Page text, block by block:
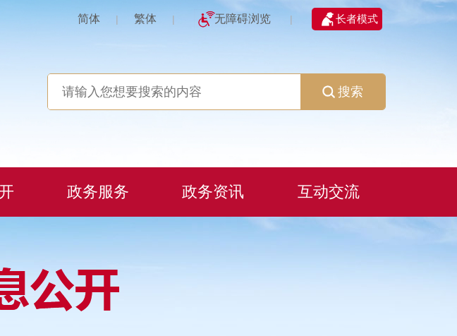
简体 | 繁体 | 无障碍浏览 | 长者模式
搜索
政务服务 政务资讯 互动交流